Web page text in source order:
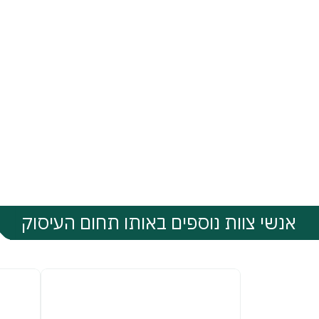
אנשי צוות נוספים באותו תחום העיסוק